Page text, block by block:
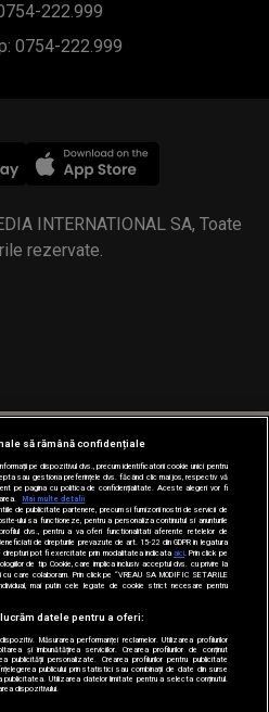
222.999
0754-222.999
INTERNATIONAL SA, Toate
rezervate.
să rămână confidențiale
pe dispozitivul dvs., precum identificatorii cookie unici pentru
sau gestiona preferințele dvs. făcând clic mai jos, respectiv vă
pe pagina cu politica de confidențialitate. Aceste alegeri vor fi
Mai multe detalii
de publicitate partenere, precum si furnizorii nostri de servicii de
ului sa functioneze, pentru a personaliza continutul si anunturile
dvs., pentru a va oferi functionalitati aferente retelelor de
de drepturile prevazute de art. 15-22 din GDPR in legatura
pot fi exercitate prin modalitatea indicataaici . Prin click pe
de tip Cookie, care implica inclusiv acceptul dvs. cu privire la
care colaboram. Prin click pe “VREAU SA MODIFIC SETARILE
mai putin cele legate de cookie strict necesare pentru
datele pentru a oferi:
Măsurarea performanței reclamelor. Utilizarea profilurilor
și îmbunătățirea serviciilor. Crearea profilurilor de conținut
publicității personalizate. Crearea profilurilor pentru publicitate
publicului prin statistici sau combinații de date din surse
Utilizarea datelor limitate pentru a selecta conținutul.
dispozitivului.